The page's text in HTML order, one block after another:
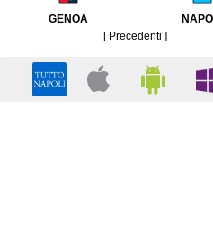
GENOA
[ Precedenti ]